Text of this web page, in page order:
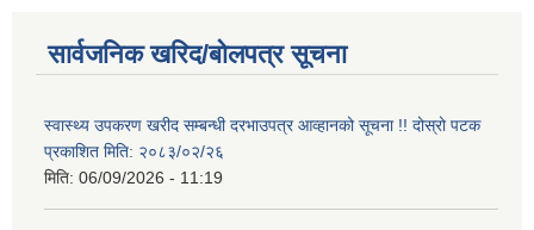
सार्वजनिक खरिद/बोलपत्र सूचना
स्वास्थ्य उपकरण खरीद सम्बन्धी दरभाउपत्र आव्हानको सूचना !! दोस्रो पटक
प्रकाशित मिति: २०८३/०२/२६
मिति: 06/09/2026 - 11:19